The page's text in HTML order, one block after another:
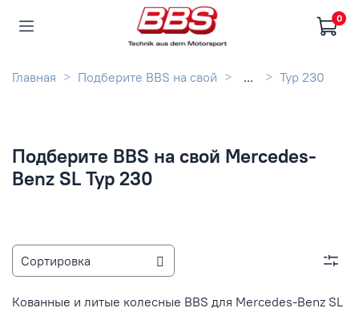
0
Главная Подберите BBS на свой ... Typ 230
Подберите BBS на свой Mercedes-
Benz SL Typ 230
Кованные и литые колесные BBS для Mercedes-Benz SL